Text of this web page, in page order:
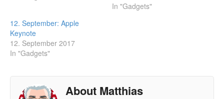
In "Gadgets"
12. September: Apple
Keynote
12. September 2017
In "Gadgets"
About Matthias